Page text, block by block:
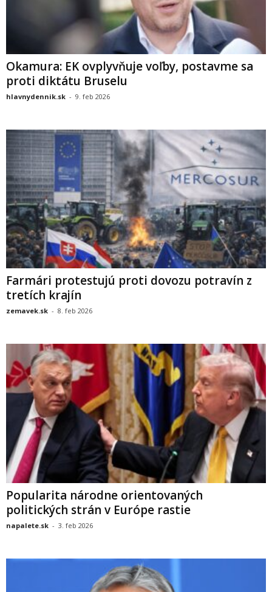
Okamura: EK ovplyvňuje voľby, postavme sa
proti diktátu Bruselu
hlavnydennik.sk - 9. feb 2026
Farmári protestujú proti dovozu potravín z
tretích krajín
zemavek.sk - 8. feb 2026
Popularita národne orientovaných
politických strán v Európe rastie
napalete.sk - 3. feb 2026